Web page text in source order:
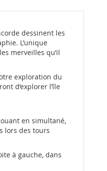
dessinent les
L’unique
merveilles qu’il
exploration du
d’explorer l’île
en simultané,
lors des tours
à gauche, dans